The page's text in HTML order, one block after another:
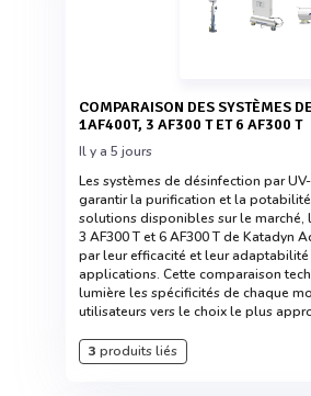
COMPARAISON DES SYSTÈMES DE DÉSINFECTION UVC
1AF400T, 3 AF300 T ET 6 AF300 T
Il y a 5 jours
Les systèmes de désinfection par
garantir la purification et la
solutions disponibles sur le marché,
3 AF300 T et 6 AF300 T de Katadyn
par leur efficacité et leur adaptabilité
applications. Cette comparaison
lumière les spécificités de chaque
utilisateurs vers le choix le plus
3 produits liés